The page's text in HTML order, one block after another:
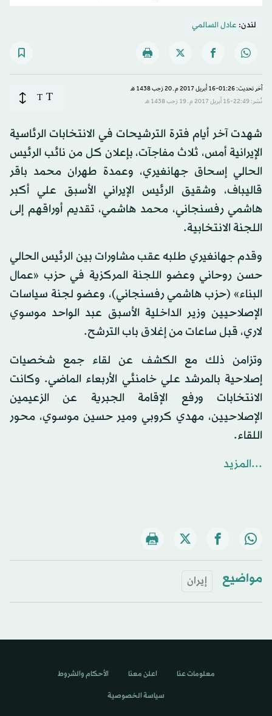
لندن: عادل السالمي
آخر تحديث: 01:26-16 أبريل 2017 م ـ 20 رَجب 1438 هـ
نُشر: 22:49-15 أبريل 2017 م ـ 19 رَجب 1438 هـ
T
T
شهدت آخر أيام فترة الترشيحات في الانتخابات الرئاسية
الإيرانية أمس، ثلاث مفاجآت، بإعلان كل من نائب الرئيس
الحالي إسحاق جهانغيري، وعمدة طهران محمد باقر
قاليباف، وشقيق الرئيس الإيراني الأسبق علي أكبر
هاشمي رفسنجاني، محمد هاشمي، تقديم أوراقهم إلى
اللجنة الانتخابية.
وقدم جهانغيري طلبه عقب مشاورات بين الرئيس الحالي
حسن روحاني وعضو اللجنة المركزية في حزب «عمال
البناء» (حزب هاشمي رفسنجاني)، وعضو لجنة سياسات
الإصلاحيين وزير الداخلية الأسبق عبد الواحد موسوي
لاري، قبل ساعات من إغلاق باب الترشح.
وتزامن ذلك مع الكشف عن لقاء جمع شخصيات
إصلاحية بالمرشد علي خامنئي الأربعاء الماضي. وكانت
الانتخابات ورفع الإقامة الجبرية عن الزعيمين
الإصلاحيين، مهدي كروبي ومير حسين موسوي، محور
اللقاء.
...المزيد
مواضيع إيران
معلومات عنا اعلن معنا الأحكام والشروط
سياسة الخصوصية